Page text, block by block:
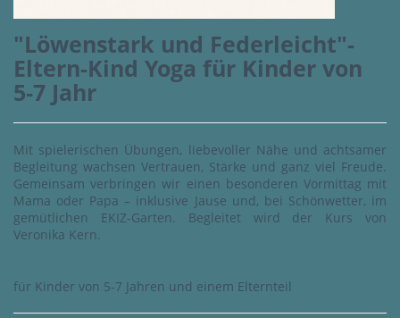
"Löwenstark und Federleicht"-
Eltern-Kind Yoga für Kinder von
5-7 Jahr
Mit spielerischen Übungen, liebevoller Nähe und achtsamer
Begleitung wachsen Vertrauen, Stärke und ganz viel Freude.
Gemeinsam verbringen wir einen besonderen Vormittag mit
Mama oder Papa – inklusive Jause und, bei Schönwetter, im
gemütlichen EKIZ-Garten. Begleitet wird der Kurs von
Veronika Kern.
für Kinder von 5-7 Jahren und einem Elternteil